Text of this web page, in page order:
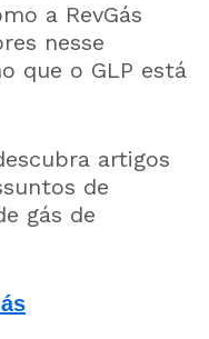
a RevGás
nesse
que o GLP está
artigos
de
gás de